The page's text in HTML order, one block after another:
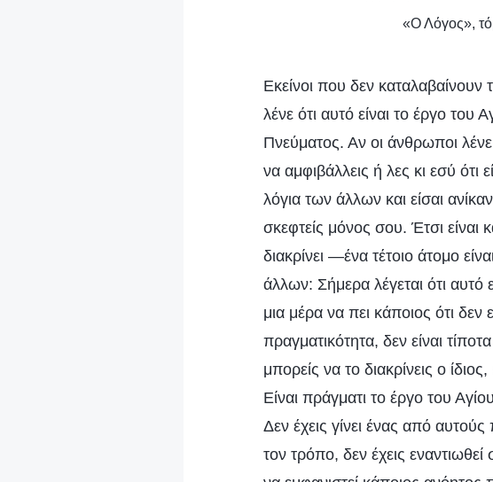
«Ο Λόγος»,
Εκείνοι που δεν
λένε ότι αυτό είναι το έργο του
Πνεύματος. Αν οι άνθρωποι λένε
να αμφιβάλλεις ή λες κι εσύ ότι
λόγια των άλλων και είσαι
σκεφτείς μόνος σου. Έτσι είναι
διακρίνει —ένα τέτοιο άτομο
άλλων: Σήμερα λέγεται ότι αυτό
μια μέρα να πει κάποιος ότι δεν
πραγματικότητα, δεν είναι
μπορείς να το διακρίνεις ο
Είναι πράγματι το έργο του
Δεν έχεις γίνει ένας από
τον τρόπο, δεν έχεις